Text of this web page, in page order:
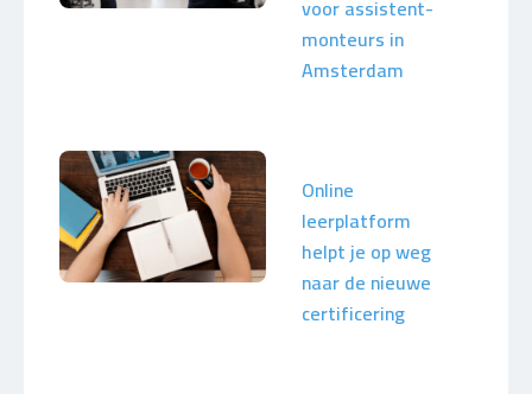
voor assistent-
monteurs in
Amsterdam
Online
leerplatform
helpt je op weg
naar de nieuwe
certificering